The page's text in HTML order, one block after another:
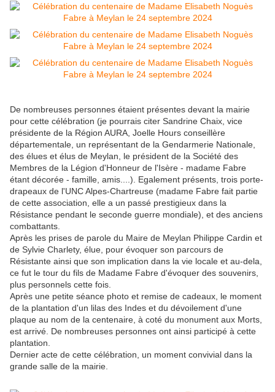
De nombreuses personnes étaient présentes devant la mairie
pour cette célébration (je pourrais citer Sandrine Chaix, vice
présidente de la Région AURA, Joelle Hours conseillère
départementale, un représentant de la Gendarmerie Nationale,
des élues et élus de Meylan, le président de la Société des
Membres de la Légion d'Honneur de l'Isère - madame Fabre
étant décorée - famille, amis....). Egalement présents, trois porte-
drapeaux de l'UNC Alpes-Chartreuse (madame Fabre fait partie
de cette association, elle a un passé prestigieux dans la
Résistance pendant le seconde guerre mondiale), et des anciens
combattants.
Après les prises de parole du Maire de Meylan Philippe Cardin et
de Sylvie Charlety, élue, pour évoquer son parcours de
Résistante ainsi que son implication dans la vie locale et au-dela,
ce fut le tour du fils de Madame Fabre d'évoquer des souvenirs,
plus personnels cette fois.
Après une petite séance photo et remise de cadeaux, le moment
de la plantation d'un lilas des Indes et du dévoilement d'une
plaque au nom de la centenaire, à coté du monument aux Morts,
est arrivé. De nombreuses personnes ont ainsi participé à cette
plantation.
Dernier acte de cette célébration, un moment convivial dans la
grande salle de la mairie.